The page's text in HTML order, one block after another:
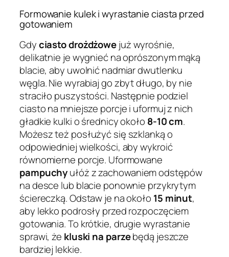
Formowanie kulek i wyrastanie ciasta przed
gotowaniem
Gdyciasto drożdżowejuż wyrośnie,
delikatnie je wygnieć na oprószonym mąką
blacie, aby uwolnić nadmiar dwutlenku
węgla. Nie wyrabiaj go zbyt długo, by nie
straciło puszystości. Następnie podziel
ciasto na mniejsze porcje i uformuj z nich
gładkie kulki o średnicy około 8-10 cm.
Możesz też posłużyć się szklanką o
odpowiedniej wielkości, aby wykroić
równomierne porcje. Uformowane
pampuchyułóż z zachowaniem odstępów
na desce lub blacie ponownie przykrytym
ściereczką. Odstaw je na około 15 minut,
aby lekko podrosły przed rozpoczęciem
gotowania. To krótkie, drugie wyrastanie
sprawi, że kluski na parzebędą jeszcze
bardziej lekkie.